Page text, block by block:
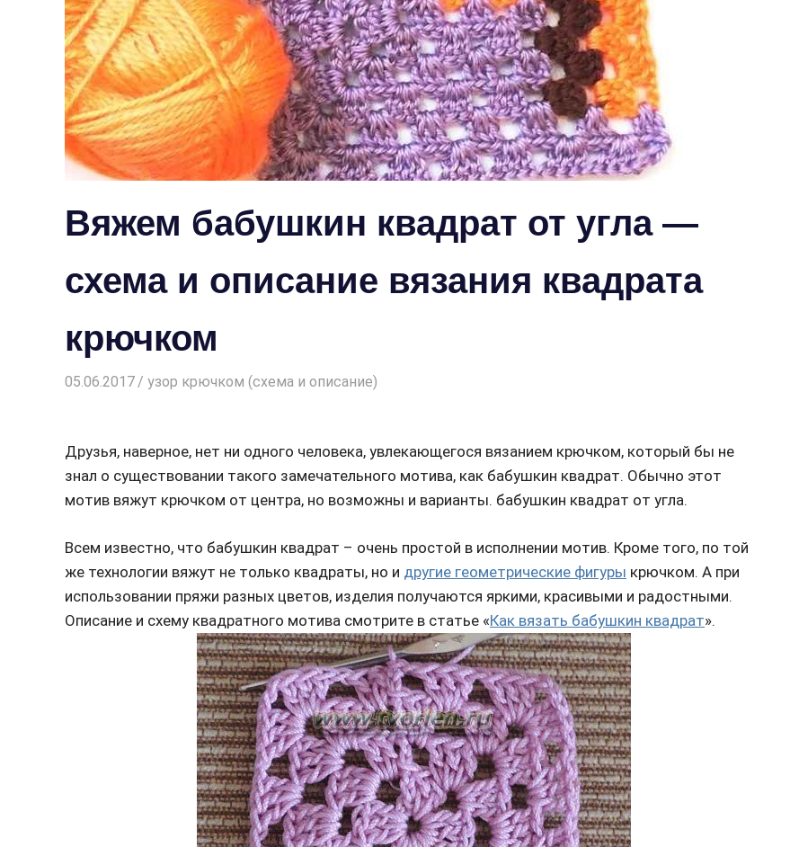
Вяжем бабушкин квадрат от угла —
схема и описание вязания квадрата
крючком
05.06.2017 Творогова Елена
узор крючком (схема и описание)
Друзья, наверное, нет ни одного человека, увлекающегося вязанием крючком, который бы не
знал о существовании такого замечательного мотива, как бабушкин квадрат. Обычно этот
мотив вяжут крючком от центра, но возможны и варианты. бабушкин квадрат от угла.
Всем известно, что бабушкин квадрат – очень простой в исполнении мотив. Кроме того, по той
же технологии вяжут не только квадраты, но и другие геометрические фигуры крючком. А при
использовании пряжи разных цветов, изделия получаются яркими, красивыми и радостными.
Описание и схему квадратного мотива смотрите в статье «Как вязать бабушкин квадрат».